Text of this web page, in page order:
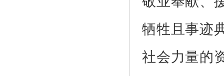
牺牲且事迹
社会力量的